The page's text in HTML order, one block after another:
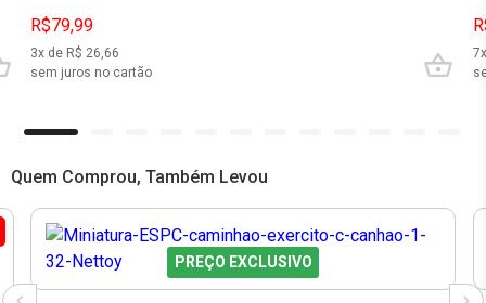
R$79,99
3x de R$ 26,66
sem juros no cartão
7
Quem Comprou, Também Levou
PREÇO EXCLUSIVO